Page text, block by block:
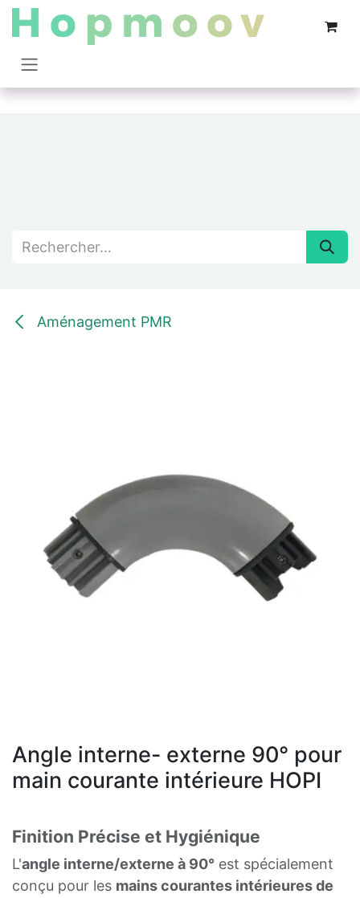
Se rendre au contenu
Aménagement PMR
Angle interne- externe 90° pour
main courante intérieure HOPI
Finition Précise et Hygiénique
L'angle interne/externe à 90° est spécialement
conçu pour les mains courantes intérieures de